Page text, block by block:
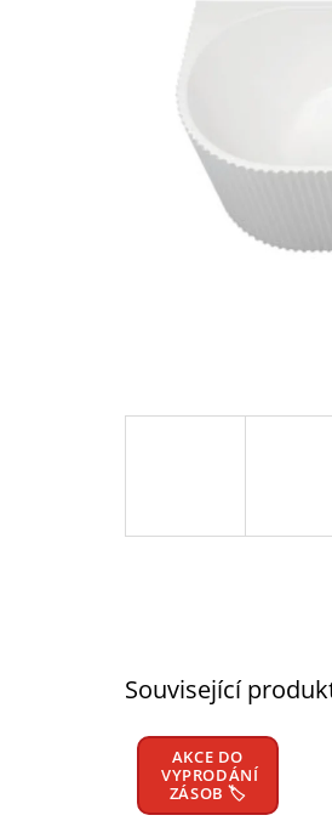
Související
AKCE DO
VYPRODÁNÍ
ZÁSOB 🏷️